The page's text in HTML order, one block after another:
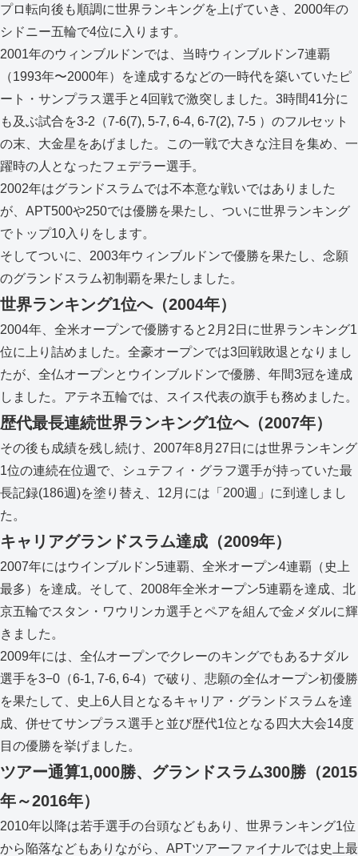
プロ転向後も順調に世界ランキングを上げていき、2000年の
シドニー五輪で4位に入ります。
2001年のウィンブルドンでは、当時ウィンブルドン7連覇
（1993年〜2000年）を達成するなどの一時代を築いていたピ
ート・サンプラス選手と4回戦で激突しました。3時間41分に
も及ぶ試合を3-2（7-6(7), 5-7, 6-4, 6-7(2), 7-5 ）のフルセット
の末、大金星をあげました。この一戦で大きな注目を集め、一
躍時の人となったフェデラー選手。
2002年はグランドスラムでは不本意な戦いではありました
が、APT500や250では優勝を果たし、ついに世界ランキング
でトップ10入りをします。
そしてついに、2003年ウィンブルドンで優勝を果たし、念願
のグランドスラム初制覇を果たしました。
世界ランキング1位へ（2004年）
2004年、全米オープンで優勝すると2月2日に世界ランキング1
位に上り詰めました。全豪オープンでは3回戦敗退となりまし
たが、全仏オープンとウインブルドンで優勝、年間3冠を達成
しました。アテネ五輪では、スイス代表の旗手も務めました。
歴代最長連続世界ランキング1位へ（2007年）
その後も成績を残し続け、2007年8月27日には世界ランキング
1位の連続在位週で、シュテフィ・グラフ選手が持っていた最
長記録(186週)を塗り替え、12月には「200週」に到達しまし
た。
キャリアグランドスラム達成（2009年）
2007年にはウインブルドン5連覇、全米オープン4連覇（史上
最多）を達成。そして、2008年全米オープン5連覇を達成、北
京五輪でスタン・ワウリンカ選手とペアを組んで金メダルに輝
きました。
2009年には、全仏オープンでクレーのキングでもあるナダル
選手を3−0（6-1, 7-6, 6-4）で破り、悲願の全仏オープン初優勝
を果たして、史上6人目となるキャリア・グランドスラムを達
成、併せてサンプラス選手と並び歴代1位となる四大大会14度
目の優勝を挙げました。
ツアー通算1,000勝、グランドスラム300勝（2015
年～2016年）
2010年以降は若手選手の台頭などもあり、世界ランキング1位
から陥落などもありながら、APTツアーファイナルでは史上最